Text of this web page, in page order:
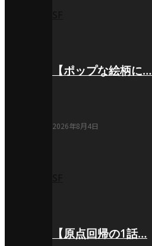
【ポップな絵柄に…
2026年8月4日
【原点回帰の1話…